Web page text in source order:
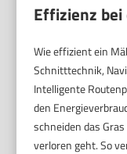
Effizienz
Wie effizient ein
Schnitttechnik,
Intelligente
den
schneiden das
verloren geht. So